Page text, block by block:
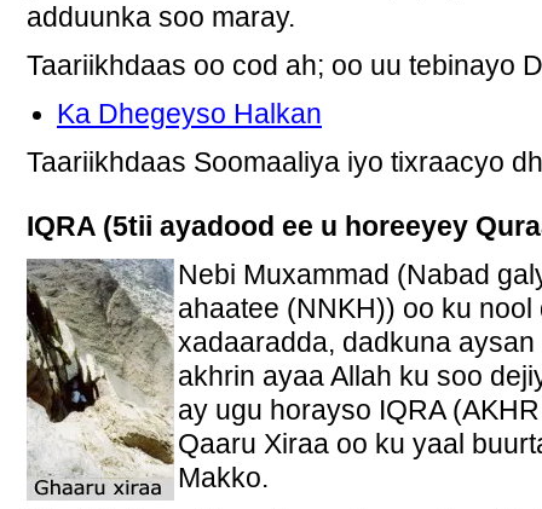
adduunka soo maray.
Taariikhdaas oo cod ah; oo uu tebinayo
Ka Dhegeyso Halkan
Taariikhdaas Soomaaliya iyo tixraacyo
IQRA (5tii ayadood ee u horeeyey
Nebi Muxammad (Nabad
ahaatee (NNKH)) oo ku
xadaaradda, dadkuna
akhrin ayaa Allah ku soo
ay ugu horayso IQRA
Qaaru Xiraa oo ku yaal
Makko.